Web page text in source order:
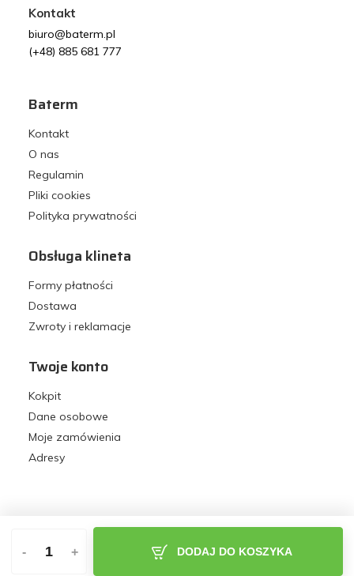
- + DODAJ DO KOSZYKA
Kontakt
biuro@baterm.pl
(+48) 885 681 777
Baterm
Kontakt
O nas
Regulamin
Pliki cookies
Polityka prywatności
Obsługa klineta
Formy płatności
Dostawa
Zwroty i reklamacje
Twoje konto
Kokpit
Dane osobowe
Moje zamówienia
Adresy